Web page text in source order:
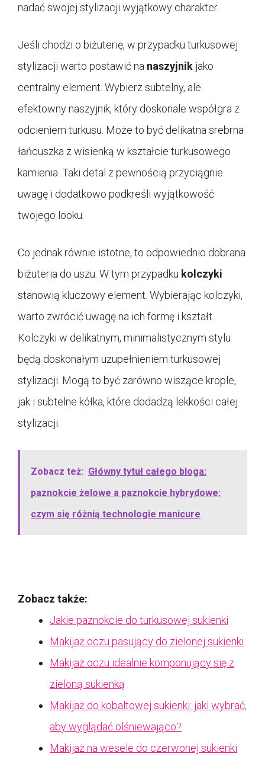
nadać swojej stylizacji wyjątkowy charakter.
Jeśli chodzi o biżuterię, w przypadku turkusowej
stylizacji warto postawić na naszyjnik jako
centralny element. Wybierz subtelny, ale
efektowny naszyjnik, który doskonale współgra z
odcieniem turkusu. Może to być delikatna srebrna
łańcuszka z wisienką w kształcie turkusowego
kamienia. Taki detal z pewnością przyciągnie
uwagę i dodatkowo podkreśli wyjątkowość
twojego looku.
Co jednak równie istotne, to odpowiednio dobrana
biżuteria do uszu. W tym przypadku kolczyki
stanowią kluczowy element. Wybierając kolczyki,
warto zwrócić uwagę na ich formę i kształt.
Kolczyki w delikatnym, minimalistycznym stylu
będą doskonałym uzupełnieniem turkusowej
stylizacji. Mogą to być zarówno wiszące krople,
jak i subtelne kółka, które dodadzą lekkości całej
stylizacji.
Zobacz też: Główny tytuł całego bloga:
paznokcie żelowe a paznokcie hybrydowe:
czym się różnią technologie manicure
Zobacz także:
Jakie paznokcie do turkusowej sukienki
Makijaż oczu pasujący do zielonej sukienki
Makijaż oczu idealnie komponujący się z
zieloną sukienką
Makijaż do kobaltowej sukienki: jaki wybrać,
aby wyglądać olśniewająco?
Makijaż na wesele do czerwonej sukienki